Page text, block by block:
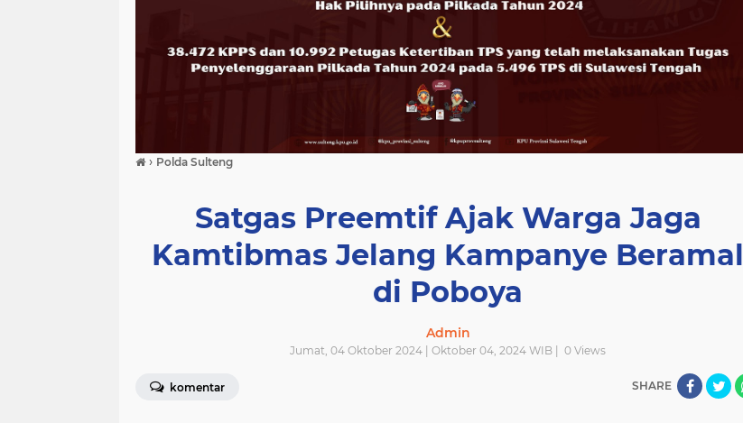
› Polda Sulteng
Satgas Preemtif Ajak Warga Jaga
Kamtibmas Jelang Kampanye Beramal
di Poboya
Admin
Jumat, 04 Oktober 2024 | Oktober 04, 2024 WIB | 0 Views
komentar SHARE